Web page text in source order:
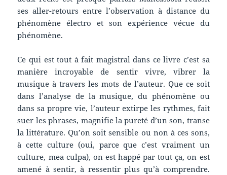
ses aller-retours entre l’observation à distance du
phénomène électro et son expérience vécue du
phénomène.
Ce qui est tout à fait magistral dans ce livre c’est sa
manière incroyable de sentir vivre, vibrer la
musique à travers les mots de l’auteur. Que ce soit
dans l’analyse de la musique, du phénomène ou
dans sa propre vie, l’auteur extirpe les rythmes, fait
suer les phrases, magnifie la pureté d’un son, transe
la littérature. Qu’on soit sensible ou non à ces sons,
à cette culture (oui, parce que c’est vraiment un
culture, mea culpa), on est happé par tout ça, on est
amené à sentir, à ressentir plus qu’à comprendre.